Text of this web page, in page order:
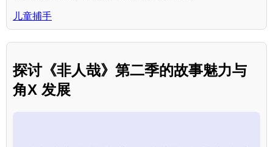
儿童捕手
探讨《非人哉》第二季的故事魅力与
角X 发展